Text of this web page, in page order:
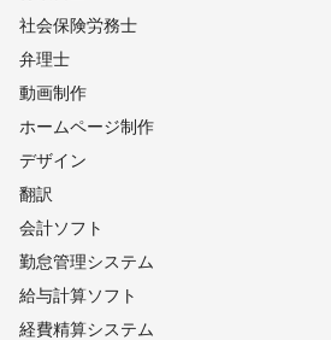
社会保険労務士
弁理士
動画制作
ホームページ制作
デザイン
翻訳
会計ソフト
勤怠管理システム
給与計算ソフト
経費精算システム